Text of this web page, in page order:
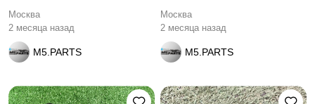
65139143232
Москва
2 месяца назад
M5.PARTS
Москва
2 месяца назад
M5.PARTS